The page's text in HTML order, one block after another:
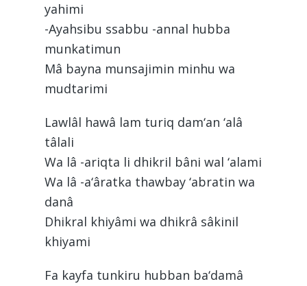
yahimi
-Ayahsibu ssabbu -annal hubba
munkatimun
Mâ bayna munsajimin minhu wa
mudtarimi
Lawlâl hawâ lam turiq dam‘an ‘alâ
tâlali
Wa lâ -ariqta li dhikril bâni wal ‘alami
Wa lâ -a‘âratka thawbay ‘abratin wa
danâ
Dhikral khiyâmi wa dhikrâ sâkinil
khiyami
Fa kayfa tunkiru hubban ba‘damâ